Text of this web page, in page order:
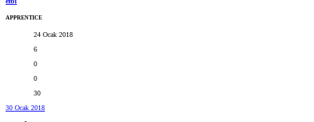
APPRENTICE
24 Ocak 2018
6
0
0
30
30 Ocak 2018